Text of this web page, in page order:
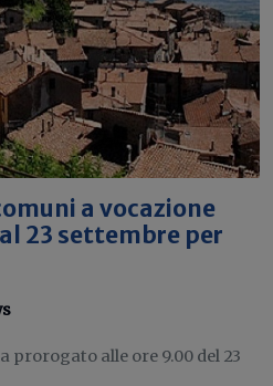
a vocazione
23 settembre per
alle ore 9.00 del 23